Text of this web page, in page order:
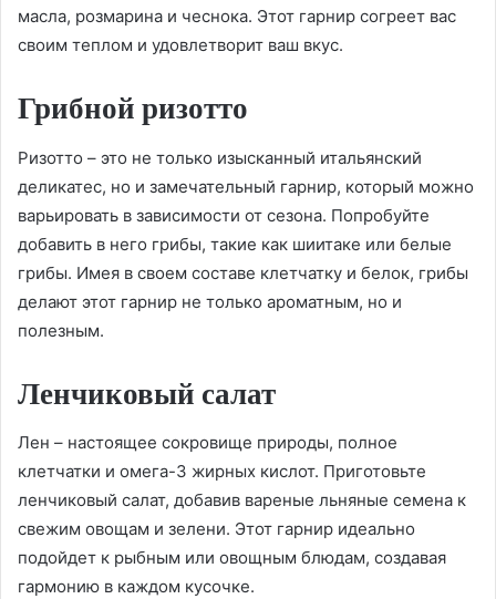
масла, розмарина и чеснока. Этот гарнир согреет вас
своим теплом и удовлетворит ваш вкус.
Грибной ризотто
Ризотто – это не только изысканный итальянский
деликатес, но и замечательный гарнир, который можно
варьировать в зависимости от сезона. Попробуйте
добавить в него грибы, такие как шиитаке или белые
грибы. Имея в своем составе клетчатку и белок, грибы
делают этот гарнир не только ароматным, но и
полезным.
Ленчиковый салат
Лен – настоящее сокровище природы, полное
клетчатки и омега-3 жирных кислот. Приготовьте
ленчиковый салат, добавив вареные льняные семена к
свежим овощам и зелени. Этот гарнир идеально
подойдет к рыбным или овощным блюдам, создавая
гармонию в каждом кусочке.